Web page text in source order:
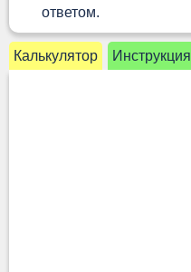
ответом.
Калькулятор Инструкция